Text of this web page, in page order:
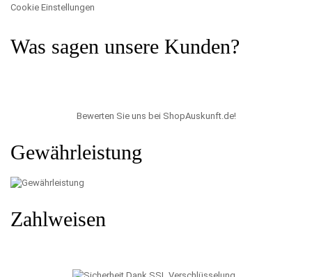
Cookie Einstellungen
Was sagen unsere Kunden?
Bewerten Sie uns bei ShopAuskunft.de!
Gewährleistung
Zahlweisen